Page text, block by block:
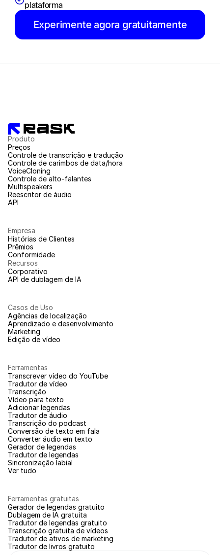
plataforma
Experimente agora gratuitamente
Produto
Preços
Controle de transcrição e tradução
Controle de carimbos de data/hora
VoiceCloning
Controle de alto-falantes
Multispeakers
Reescritor de áudio
API
Empresa
Histórias de Clientes
Prêmios
Conformidade
Recursos
Corporativo
API de dublagem de IA
Casos de Uso
Agências de localização
Aprendizado e desenvolvimento
Marketing
Edição de vídeo
Ferramentas
Transcrever vídeo do YouTube
Tradutor de vídeo
Transcrição
Vídeo para texto
Adicionar legendas
Tradutor de áudio
Transcrição do podcast
Conversão de texto em fala
Converter áudio em texto
Gerador de legendas
Tradutor de legendas
Sincronização labial
Ver tudo
Ferramentas gratuitas
Gerador de legendas gratuito
Dublagem de IA gratuita
Tradutor de legendas gratuito
Transcrição gratuita de vídeos
Tradutor de ativos de marketing
Tradutor de livros gratuito